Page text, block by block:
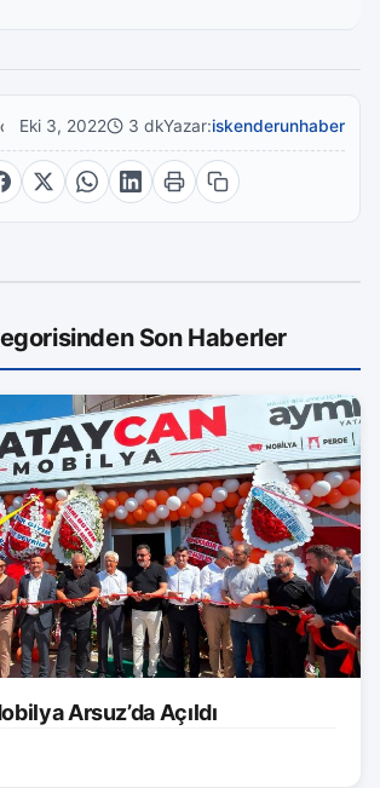
Eki 3, 2022 3 dkYazar:iskenderunhaber
Son Haberler
Arsuz’da Açıldı